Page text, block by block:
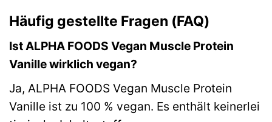
Häufig gestellte Fragen (FAQ)
Ist ALPHA FOODS Vegan Muscle Protein
Vanille wirklich vegan?
Ja, ALPHA FOODS Vegan Muscle Protein
Vanille ist zu 100 % vegan. Es enthält keinerlei